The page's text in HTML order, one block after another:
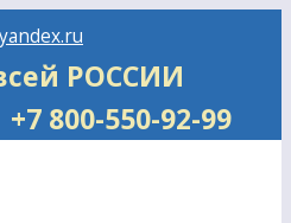
всей РОССИИ
+7 800-550-92-99